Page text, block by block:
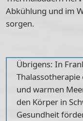
Abkühlung und im
sorgen.
Übrigens: In
und warmen
den Körper in
Gesundheit